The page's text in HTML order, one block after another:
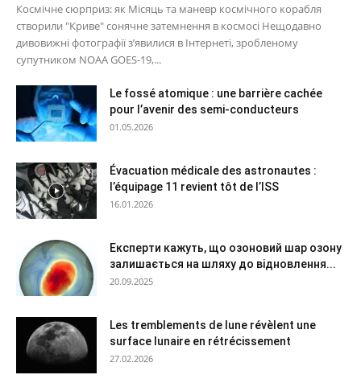
Космічне сюрприз: як Місяць та маневр космічного корабля
створили "Криве" сонячне затемнення в космосі Нещодавно
дивовижні фотографії з’явилися в Інтернеті, зробленому
супутником NOAA GOES-19,...
Le fossé atomique : une barrière cachée
pour l’avenir des semi-conducteurs
01.05.2026
Évacuation médicale des astronautes :
l’équipage 11 revient tôt de l’ISS
16.01.2026
Експерти кажуть, що озоновий шар озону
залишається на шляху до відновлення...
20.09.2025
Les tremblements de lune révèlent une
surface lunaire en rétrécissement
27.02.2026